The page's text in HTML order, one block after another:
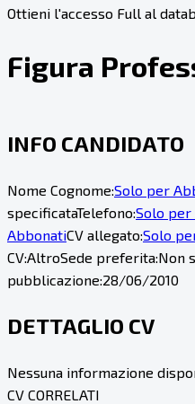
Ottieni l'accesso Full al
Figura
INFO CANDIDATO
Nome Cognome:Solo per
specificataTelefono:Solo
AbbonatiCV allegato:Solo
CV:AltroSede preferita:Non
pubblicazione:28/06/2010
DETTAGLIO CV
Nessuna informazione
CV CORRELATI